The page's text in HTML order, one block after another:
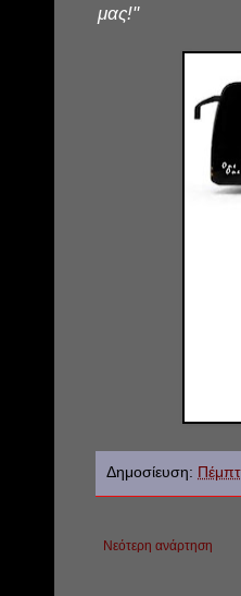
μας!"
Δημοσίευση:
Νεότερη ανάρτηση